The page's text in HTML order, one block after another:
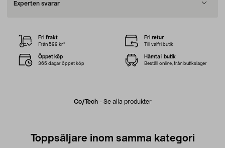
Experten svarar
Co/tech- Se alla produkter
Fri frakt
Från 599 kr*
Fri retur
Till valfri butik
Öppet köp
365 dagar öppet köp
Hämta i butik
Beställ online, från butikslager
Toppsäljare inom samma kategori